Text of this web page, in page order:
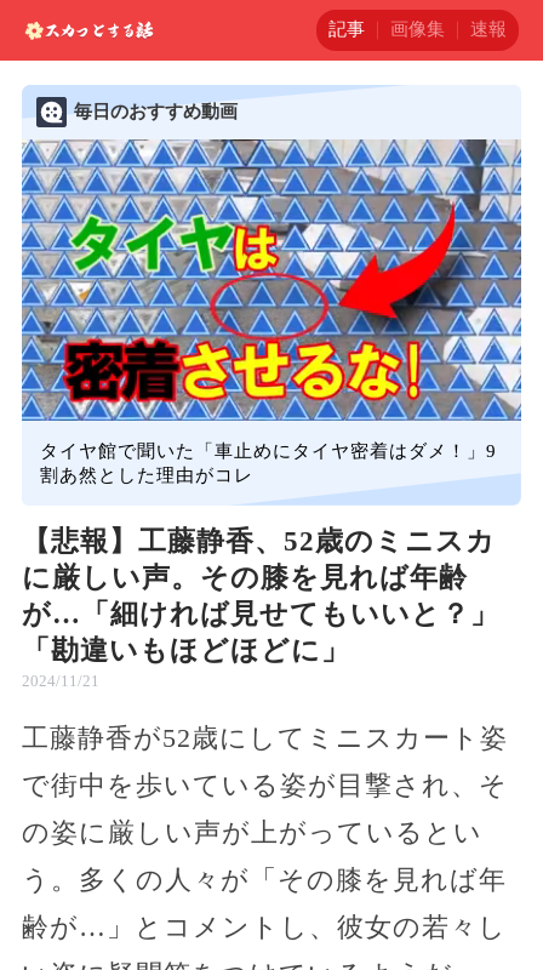
記事 画像集 速報
毎日のおすすめ動画
タイヤ館で聞いた「車止めにタイヤ密着はダメ！」9
割あ然とした理由がコレ
【悲報】工藤静香、52歳のミニスカ
に厳しい声。その膝を見れば年齢
が…「細ければ見せてもいいと？」
「勘違いもほどほどに」
2024/11/21
工藤静香が52歳にしてミニスカート姿
で街中を歩いている姿が目撃され、そ
の姿に厳しい声が上がっているとい
う。多くの人々が「その膝を見れば年
齢が…」とコメントし、彼女の若々し